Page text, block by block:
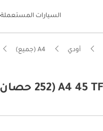
السيارات المستعملة
أودي A4 (جميع)